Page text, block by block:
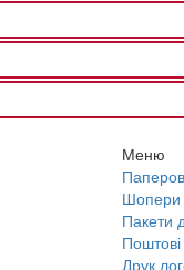
Меню
Шопери
Пакети
Друк